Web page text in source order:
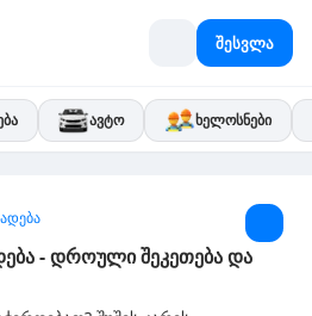
შესვლა
ავტო ხელოსნები
- დროული შეკეთება და